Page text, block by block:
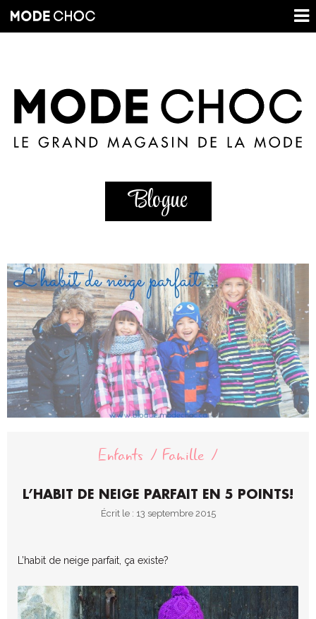
Blogue
Enfants Famille
L’HABIT DE NEIGE PARFAIT EN 5 POINTS!
Écrit le : 13 septembre 2015
L’habit de neige parfait, ça existe?